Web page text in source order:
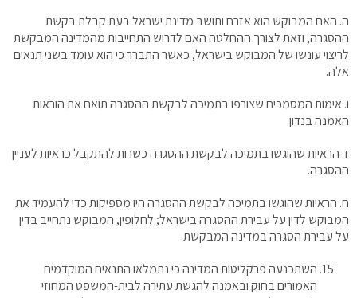
ה. האם המבוקש הוא אזרח ותושב מדינת ישראל בעת קבלת בקשת
ההסגרה, וזאת לצורך ההחלטה האם לדרוש התחייבות מהמדינה המבקשת
לריצוי עונשו של המבוקש בישראל, כאשר התברר כי הוא עומד בשני תנאים
אלה.
ו. אימות המסמכים שצורפו בתמיכה לבקשת ההסגרה תואם את הוראות
האמנה בנדון.
ז. הראיות שהוגשו בתמיכה לבקשת ההסגרה כשרות להתקבל כראיות לעניין
ההסגרה.
ח. הראיות שהוגשו בתמיכה לבקשת ההסגרה היו מספיקות כדי להעמיד את
המבוקש לדין על עבירת ההסגרה בישראל; לחלופין, המבוקש נתחייב בדין
על עבירת הסגרה במדינה המבקשת.
השתכנעה פרקליטות המדינה כי נתמלאו התנאים המוקדמים
האמורים בחוק ובאמנה להגשת עתירה לבית-המשפט המחוזי